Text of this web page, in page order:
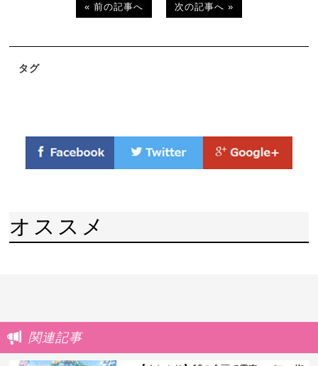
« 前の記事へ 次の記事へ »
タグ
オススメ
関連記事